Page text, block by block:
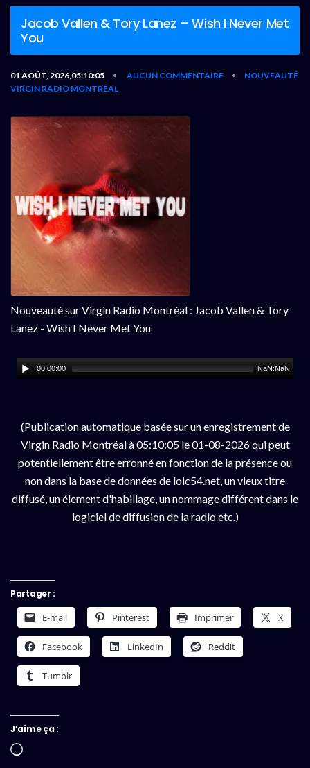
Jacob Vallen & Tory Lanez – Wish I Never Met
You
01 AOÛT, 2026,05:10:05 • AUCUN COMMENTAIRE •
NOUVEAUTÉ
VIRGIN RADIO MONTRÉAL
Nouveauté sur Virgin Radio Montréal : Jacob Vallen & Tory
Lanez - Wish I Never Met You
00:00:00 NaN:NaN
(Publication automatique basée sur un enregistrement de
Virgin Radio Montréal à 05:10:05 le 01-08-2026 qui peut
potentiellement être erronné en fonction de la présence ou
non dans la base de données de loic54.net, un vieux titre
diffusé, un élement d'habillage, un nommage différent dans le
logiciel de diffusion de la radio etc.)
Partager :
E-mail Pinterest Imprimer X
Facebook LinkedIn Reddit
Tumblr
J’aime ça :
Chargement…